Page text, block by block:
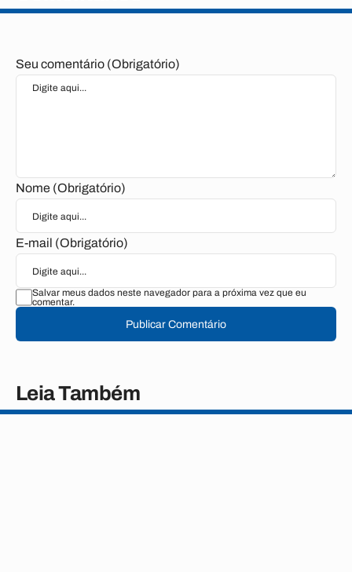
Seu comentário (Obrigatório)
Nome (Obrigatório)
E-mail (Obrigatório)
Salvar meus dados neste navegador para a próxima vez que eu
comentar.
Publicar Comentário
Leia Também